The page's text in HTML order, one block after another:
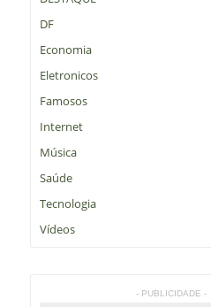
DF
Economia
Eletronicos
Famosos
Internet
Música
Saúde
Tecnologia
Vídeos
- PUBLICIDADE -